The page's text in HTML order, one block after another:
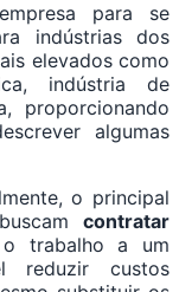
para se
indústrias dos
elevados como
indústria de
proporcionando
algumas
o principal
contratar
trabalho a um
reduzir custos